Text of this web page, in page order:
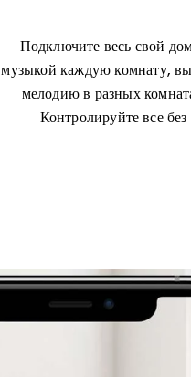
Подключите весь свой
музыкой каждую комнату,
мелодию в разных
Контролируйте все